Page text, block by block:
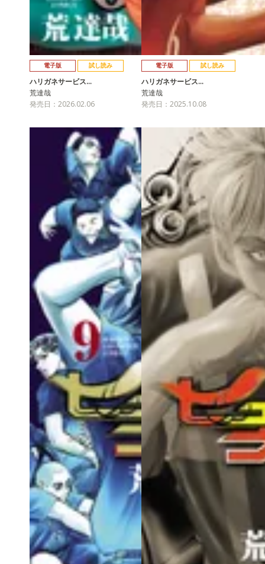
電子版 試し読み
ハリガネサービス…
荒達哉
発売日：2026.02.06
電子版 試し読み
ハリガネサービス…
荒達哉
発売日：2025.10.08